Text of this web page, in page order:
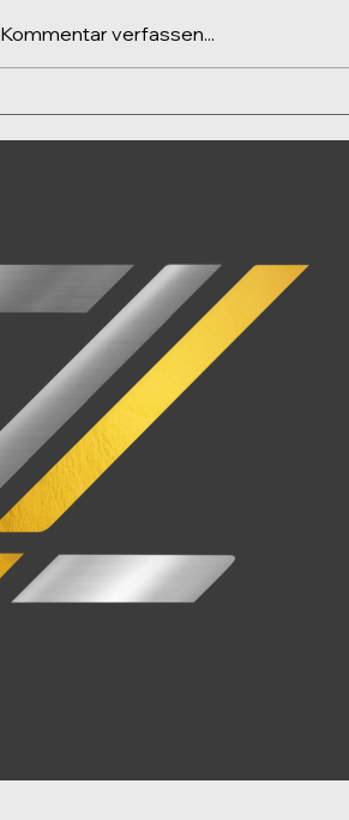
Unser Sponsoring bei der
SVG Lüneburg bringt
Kommentar verfassen...